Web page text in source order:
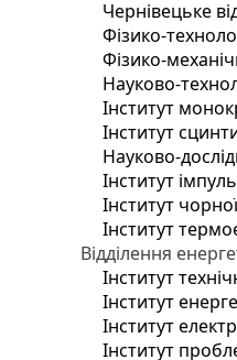
Чернівецьке
Фізико-
Фізико-
Науково-
Інститут
Інститут
Науково-
Інститут
Інститут
Інститут
Відділення
Інститут
Інститут
Інститут
Інститут